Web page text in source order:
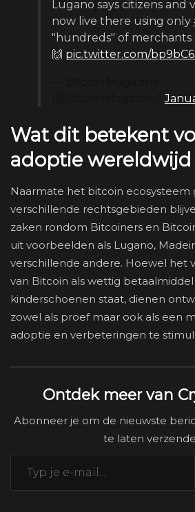
Lugano says citizens and
now live there using only
"hundreds" of merchants
🙌 pic.twitter.com/
(@BitcoinMagazine)
Wat dit betekent
adoptie wereldwijd
Naarmate het bitcoin ecosysteem
verschillende rechtsgebieden
zaken rondom Bitcoiners en
uit voorbeelden als Lugano,
verschillende andere. Hoewel het
van Bitcoin als wettig
kinderschoenen staat, dienen
zowel als proef maar ook als een
adoptie en verbeteringen te
Ontdek meer van
Abonneer je om de nieuwste
te laten
Typ je e-mail...